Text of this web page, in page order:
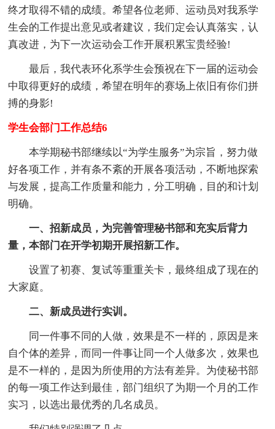
终才取得不错的成绩。希望各位老师、运动员对我系学
生会的工作提出意见或者建议，我们定会认真落实，认
真改进，为下一次运动会工作开展积累宝贵经验!
最后，我代表环化系学生会预祝在下一届的运动会
中取得更好的成绩，希望在明年的赛场上依旧有你们拼
搏的身影!
学生会部门工作总结6
本学期秘书部继续以“为学生服务”为宗旨，努力做
好各项工作，并有条不紊的开展各项活动，不断地探索
与发展，提高工作质量和能力，分工明确，目的和计划
明确。
一、招新成员，为完善管理秘书部和充实后背力
量，本部门在开学初期开展招新工作。
设置了初赛、复试等重重关卡，最终组成了现在的
大家庭。
二、新成员进行实训。
同一件事不同的人做，效果是不一样的，原因是来
自个体的差异，而同一件事让同一个人做多次，效果也
是不一样的，是因为所使用的方法有差异。为使秘书部
的每一项工作达到最佳，部门组织了为期一个月的工作
实习，以选出最优秀的几名成员。